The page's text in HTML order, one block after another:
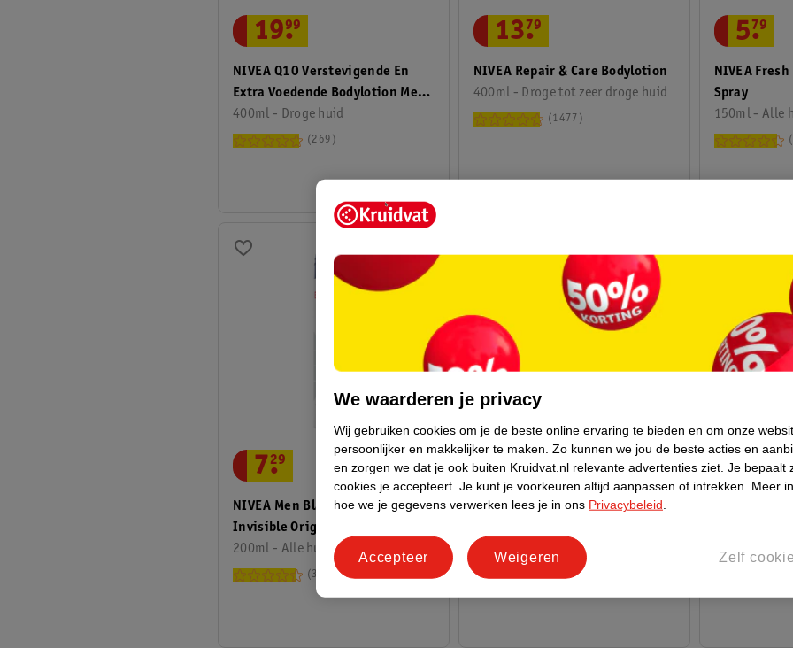
NIVEA Q10 Verstevigende En
Extra Voedende Bodylotion Met
Pomp
400ml - Droge huid
19.
99
269
NIVEA Repair & Care Bodylotion
400ml - Droge tot zeer droge huid
13.
79
1477
NIVEA
Spray
150ml - Alle
5.
79
NIVEA Men Black & White
Invisible Original
Antitranspirant Spray
200ml - Alle huidtypen
7.
29
315
NIVEA Men Derma Control
150ml
6.
49
207
17.99
We waarderen je privacy
Wij gebruiken cookies om je de beste online ervaring te bieden en om onze
persoonlijker en makkelijker te maken. Zo kunnen we jou de beste acties en
en zorgen we dat je ook buiten Kruidvat.nl relevante advertenties ziet. Je bepaalt
cookies je accepteert. Je kunt je voorkeuren altijd aanpassen of intrekken.
Meer
hoe we je gegevens verwerken lees je in ons Privacybeleid
Zelf
Weigeren
Accepteer